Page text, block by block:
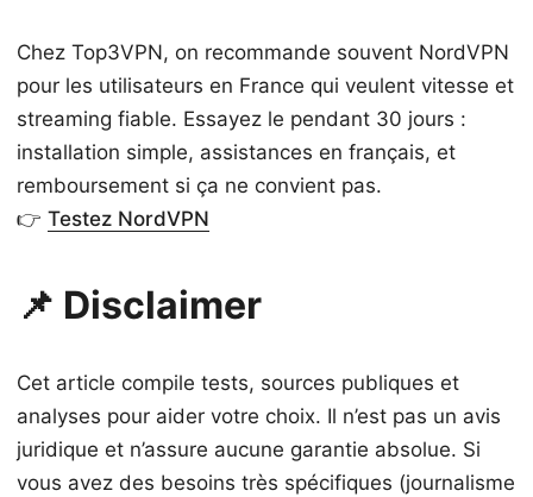
Chez Top3VPN, on recommande souvent NordVPN
pour les utilisateurs en France qui veulent vitesse et
streaming fiable. Essayez le pendant 30 jours :
installation simple, assistances en français, et
remboursement si ça ne convient pas.
👉 Testez NordVPN
📌 Disclaimer
Cet article compile tests, sources publiques et
analyses pour aider votre choix. Il n’est pas un avis
juridique et n’assure aucune garantie absolue. Si
vous avez des besoins très spécifiques (journalisme